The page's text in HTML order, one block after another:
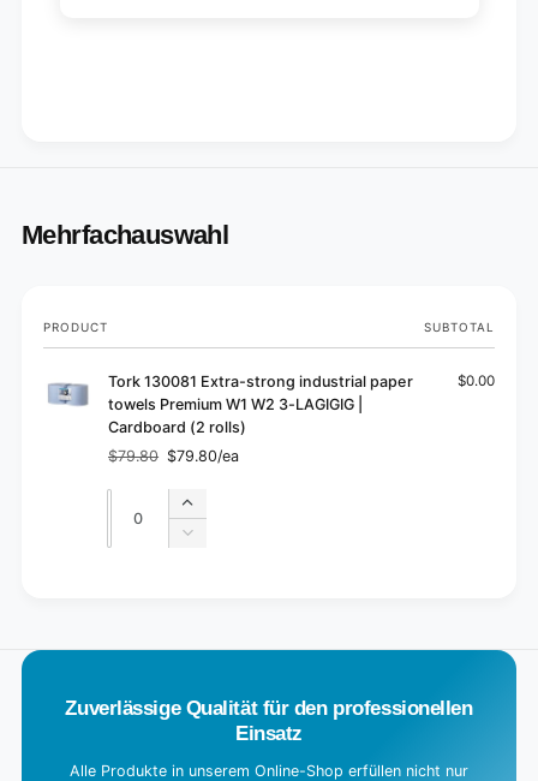
Mehrfachauswahl
Your
cart
PRODUCT SUBTOTAL
Tork 130081 Extra-strong industrial paper
towels Premium W1 W2 3-LAGIGIG |
Cardboard (2 rolls)
Regular
price
$79.80
Sale
price
$79.80/ea
$0.00
Quantity
Increase
quantity
Decrease
a
Zuverlässige Qualität für den professionellen
Einsatz
Alle Produkte in unserem Online-Shop erfüllen nicht nur